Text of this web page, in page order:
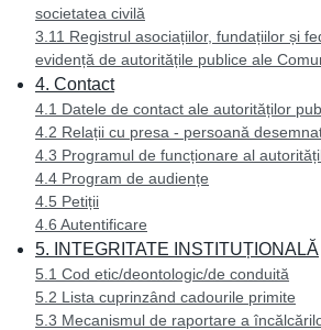
societatea civilă
3.11 Registrul asociațiilor, fundațiilor și
evidență de autoritățile publice ale
4. Contact
4.1 Datele de contact ale autorităților
4.2 Relații cu presa - persoană
4.3 Programul de funcționare al
4.4 Program de audiențe
4.5 Petiții
4.6 Autentificare
5. INTEGRITATE INSTITUȚIONALĂ
5.1 Cod etic/deontologic/de conduită
5.2 Lista cuprinzând cadourile primite
5.3 Mecanismul de raportare a